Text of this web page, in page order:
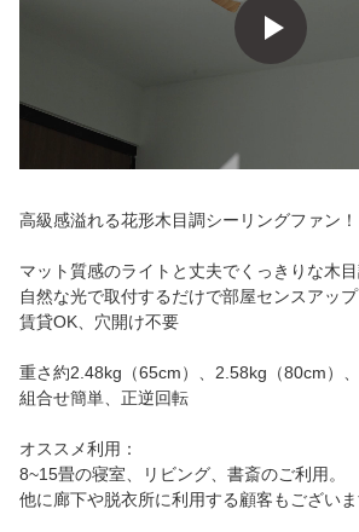
高級感溢れる花形木目調シーリングファン！
マット質感のライトと丈夫でくっきりな木目
自然な光で取付するだけで部屋センスアップ
賃貸OK、穴開け不要
重さ約2.48kg（65cm）、2.58kg（80cm）
組合せ簡単、正逆回転
オススメ利用：
8~15畳の寝室、リビング、書斎のご利用。
他に廊下や脱衣所に利用する顧客もございま